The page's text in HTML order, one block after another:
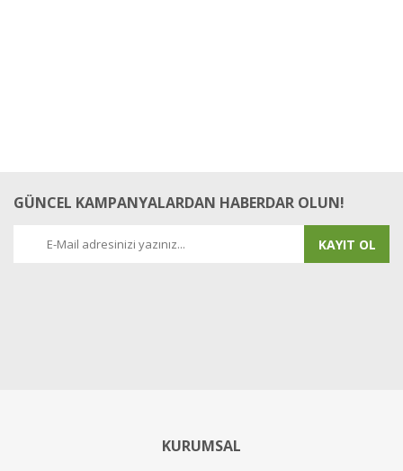
GÜNCEL KAMPANYALARDAN HABERDAR OLUN!
KAYIT OL
KURUMSAL